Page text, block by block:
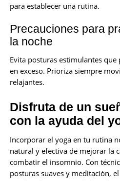
para establecer una rutina.
Precauciones para
la noche
Evita posturas estimulantes
en exceso. Prioriza siempre
relajantes.
Disfruta de un
con la ayuda del
Incorporar el yoga en tu rutina
natural y efectiva de mejorar la
combatir el insomnio. Con
posturas suaves y meditación, el